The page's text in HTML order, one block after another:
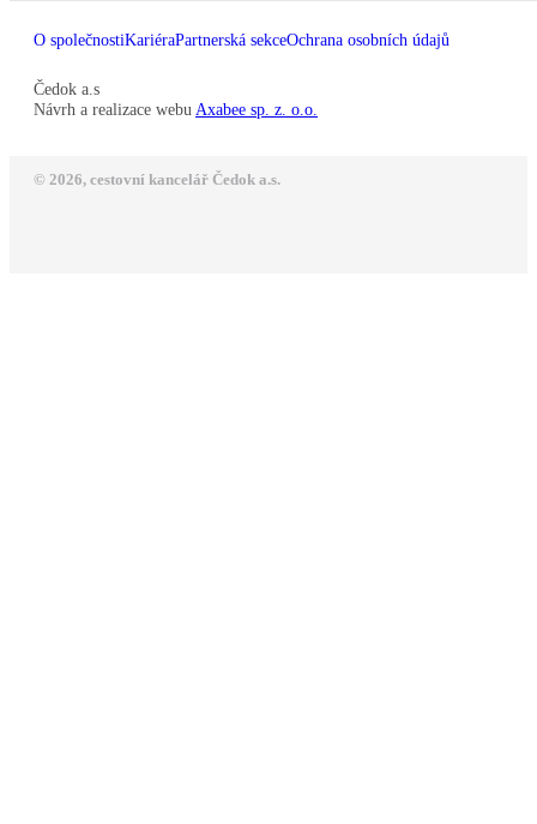
O společnostiKariéraPartnerská sekceOchrana osobních údajů
Čedok a.s
Návrh a realizace webu Axabee sp. z. o.o.
© 2026, cestovní kancelář Čedok a.s.